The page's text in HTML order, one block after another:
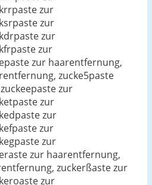
zur
zur
zur
zur
zur haarentfernung,
zucke5paste
zur
zur
zur
zur
zur
zur haarentfernung,
zuckerßaste zur
zur